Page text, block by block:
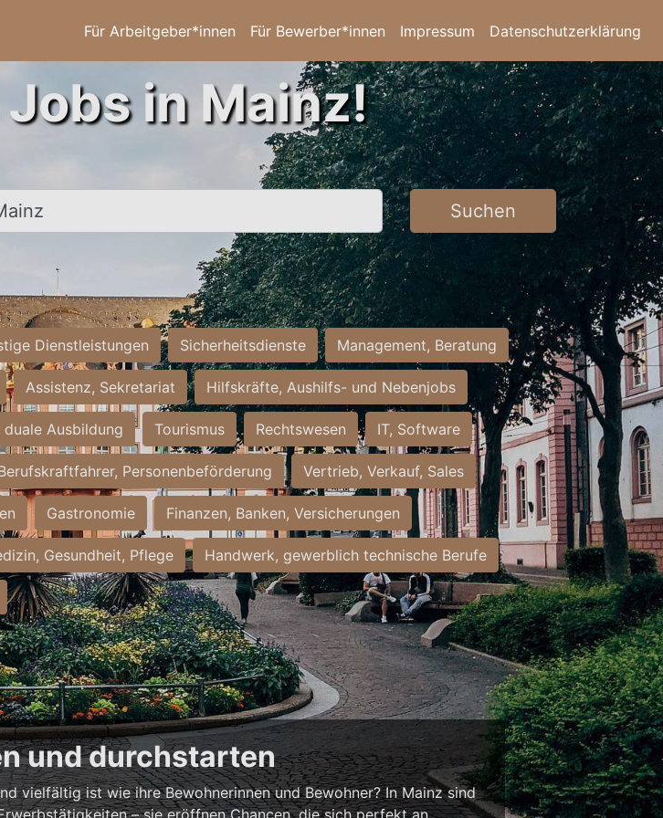
Für Arbeitgeber*innen Für Bewerber*innen Impressum Datenschutzerklärung
in Mainz!
Stadt Suchen
Dienstleistungen Sicherheitsdienste Management, Beratung
Assistenz, Sekretariat Hilfskräfte, Aushilfs- und Nebenjobs
Ausbildung Tourismus Rechtswesen IT, Software
Personenbeförderung Vertrieb, Verkauf, Sales
Gastronomie Finanzen, Banken, Versicherungen
Gesundheit, Pflege Handwerk, gewerblich technische Berufe
und durchstarten
vielfältig ist wie ihre Bewohnerinnen und Bewohner? In Mainz sind